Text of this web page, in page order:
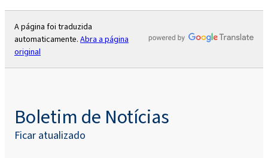
A página foi traduzida
automaticamente. Abra a página
original
Boletim de Notícias
Ficar atualizado